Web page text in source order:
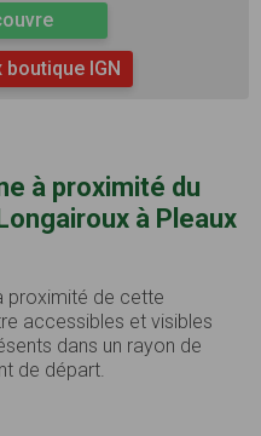
IGN
à proximité du
à Pleaux
proximité de cette
accessibles et visibles
dans un rayon de
de départ.